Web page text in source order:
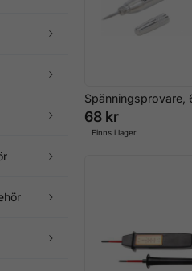
Spänningsprovare,
68 kr
Finns i lager